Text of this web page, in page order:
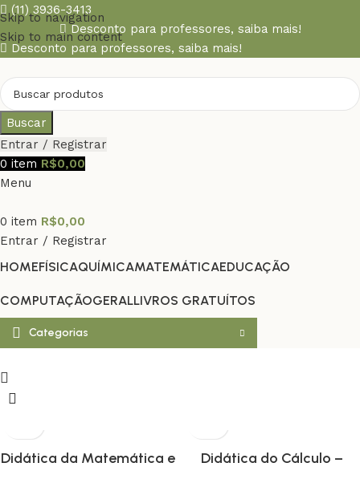
Skip to navigation
Skip to main content
(11) 3936-3413
Desconto para professores, saiba mais!
Desconto para professores, saiba mais!
Buscar
Entrar / Registrar
0 item R$0,00
Menu
0 item R$0,00
Entrar / Registrar
HOMEFÍSICAQUÍMICAMATEMÁTICAEDUCAÇÃO
COMPUTAÇÃOGERALLIVROS GRATUÍTOS
Categorias
Didática da Matemática e
Didática do Cálculo –